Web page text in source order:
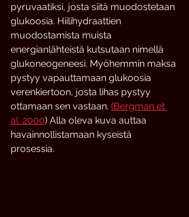
pyruvaatiksi, josta siitä muodostetaan
glukoosia. Hiilihydraattien
muodostamista muista
energianlähteistä kutsutaan nimellä
glukoneogeneesi. Myöhemmin maksa
pystyy vapauttamaan glukoosia
verenkiertoon, josta lihas pystyy
ottamaan sen vastaan. (Bergman et
al. 2000) Alla oleva kuva auttaa
havainnollistamaan kyseistä
prosessia.